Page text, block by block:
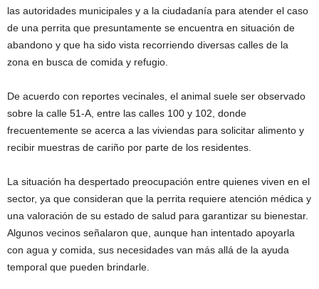
las autoridades municipales y a la ciudadanía para atender el caso
de una perrita que presuntamente se encuentra en situación de
abandono y que ha sido vista recorriendo diversas calles de la
zona en busca de comida y refugio.
De acuerdo con reportes vecinales, el animal suele ser observado
sobre la calle 51-A, entre las calles 100 y 102, donde
frecuentemente se acerca a las viviendas para solicitar alimento y
recibir muestras de cariño por parte de los residentes.
La situación ha despertado preocupación entre quienes viven en el
sector, ya que consideran que la perrita requiere atención médica y
una valoración de su estado de salud para garantizar su bienestar.
Algunos vecinos señalaron que, aunque han intentado apoyarla
con agua y comida, sus necesidades van más allá de la ayuda
temporal que pueden brindarle.